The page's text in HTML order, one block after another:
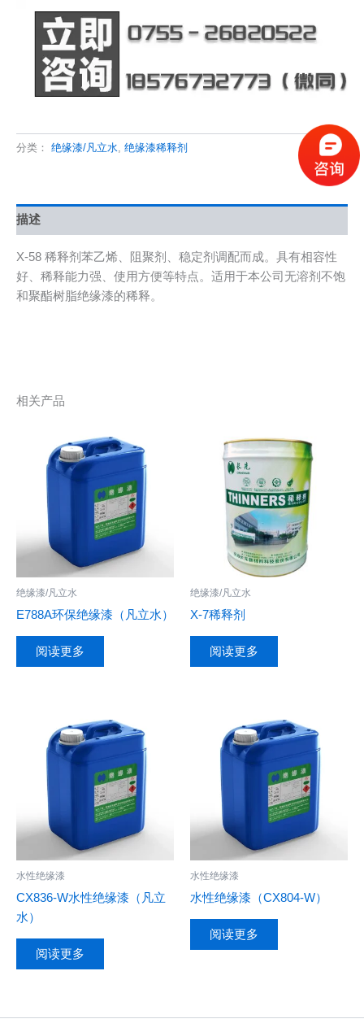
分类： 绝缘漆/凡立水, 绝缘漆稀释剂
描述
X-58 稀释剂苯乙烯、阻聚剂、稳定剂调配而成。具有相容性
好、稀释能力强、使用方便等特点。适用于本公司无溶剂不饱
和聚酯树脂绝缘漆的稀释。
相关产品
绝缘漆/凡立水
E788A环保绝缘漆（凡立水）
阅读更多
绝缘漆/凡立水
X-7稀释剂
阅读更多
水性绝缘漆
CX836-W水性绝缘漆（凡立
水）
阅读更多
水性绝缘漆
水性绝缘漆（CX804-W）
阅读更多